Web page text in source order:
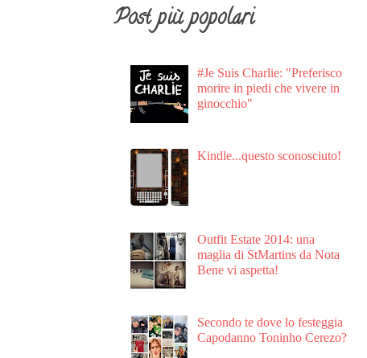
Post più popolari
#Je Suis Charlie: "Preferisco
morire in piedi che vivere in
ginocchio"
Kindle...questo sconosciuto!
Outfit Estate 2014: una
maglia di StMartins da Nota
Bene vi aspetta!
Secondo te dove lo festeggia
Capodanno Toninho Cerezo?